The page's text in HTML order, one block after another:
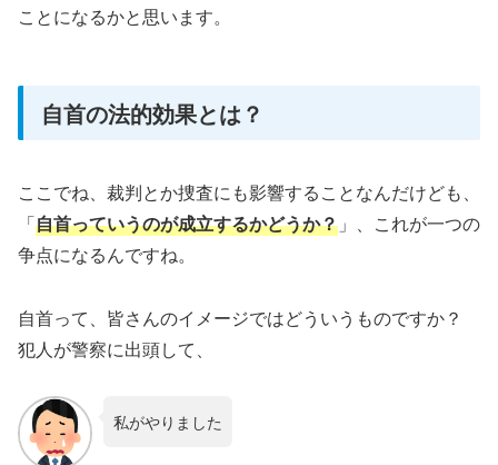
ことになるかと思います。
自首の法的効果とは？
ここでね、裁判とか捜査にも影響することなんだけども、
「自首っていうのが成立するかどうか？ 」、これが一つの
争点になるんですね。
自首って、皆さんのイメージではどういうものですか？
犯人が警察に出頭して、
私がやりました